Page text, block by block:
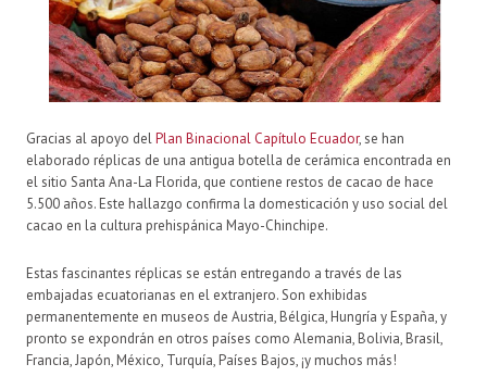
Gracias al apoyo delPlan Binacional Capítulo Ecuador, se han
elaborado réplicas de una antigua botella de cerámica encontrada en
el sitio Santa Ana-La Florida, que contiene restos de cacao de hace
5.500 años. Este hallazgo confirma la domesticación y uso social del
cacao en la cultura prehispánica Mayo-Chinchipe.
Estas fascinantes réplicas se están entregando a través de las
embajadas ecuatorianas en el extranjero. Son exhibidas
permanentemente en museos de Austria, Bélgica, Hungría y España, y
pronto se expondrán en otros países como Alemania, Bolivia, Brasil,
Francia, Japón, México, Turquía, Países Bajos, ¡y muchos más!